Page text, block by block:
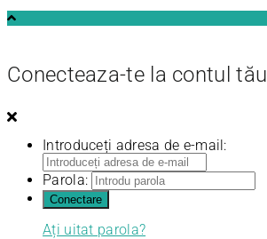
Conecteaza-te la contul tău
Introduceți adresa de e-mail:
Parola:
Ați uitat parola?